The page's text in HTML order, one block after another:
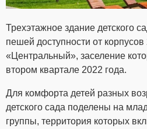
Трехэтажное здание детского
пешей доступности от
«Центральный», заселение
втором квартале 2022 года.
Для комфорта детей разных
детского сада поделены на
группы, территория которых